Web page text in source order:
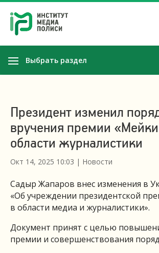
Выбрать раздел
Президент изменил
вручения премии
области журналистики
Окт 14, 2025 10:03 | Новости
Садыр Жапаров внес изменения в
«Об учреждении президентской
в области медиа и журналистики».
Документ принят с целью
премии и совершенствования